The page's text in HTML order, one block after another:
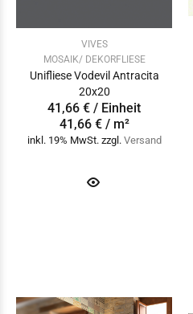
VIVES
MOSAIK/ DEKORFLIESE
Unifliese Vodevil Antracita
20x20
41,66 € / Einheit
41,66 € / m²
inkl. 19% MwSt. zzgl. Versand